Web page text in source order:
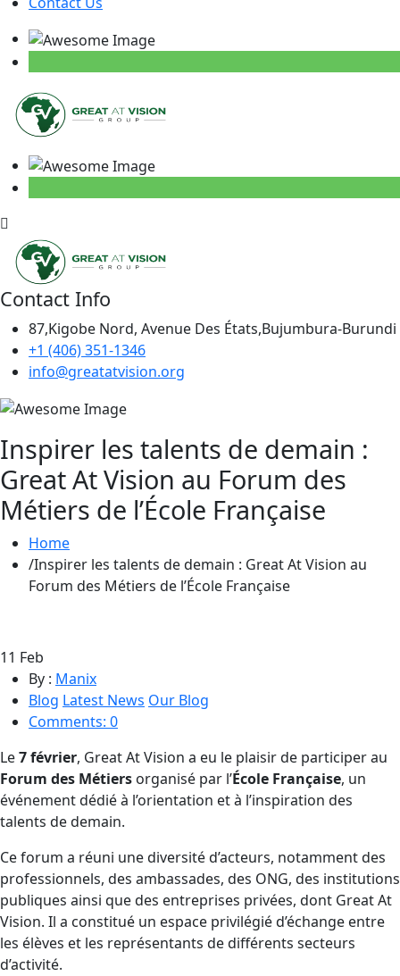
Contact Info
87,Kigobe Nord, Avenue Des États,Bujumbura-Burundi
+1 (406) 351-1346
info@greatatvision.org
Inspirer les talents de demain :
Great At Vision au Forum des
Métiers de l’École Française
Home
Inspirer les talents de demain : Great At Vision au
Forum des Métiers de l’École Française
11 Feb
By : Manix
Blog Latest News Our Blog
Comments: 0
Le7 février, Great At Vision a eu le plaisir de participer au
Forum des Métiers organisé par l’École Française, un
événement dédié à l’orientation et à l’inspiration des
talents de demain.
Ce forum a réuni une diversité d’acteurs, notamment des
professionnels, des ambassades, des ONG, des institutions
publiques ainsi que des entreprises privées, dont Great At
Vision. Il a constitué un espace privilégié d’échange entre
les élèves et les représentants de différents secteurs
d’activité.